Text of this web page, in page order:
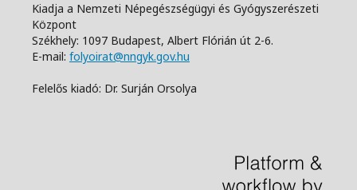
Kiadja a Nemzeti Népegészségügyi és Gyógyszerészeti
Központ
Székhely: 1097 Budapest, Albert Flórián út 2-6.
E-mail: folyoirat@nngyk.gov.hu
Felelős kiadó: Dr. Surján Orsolya